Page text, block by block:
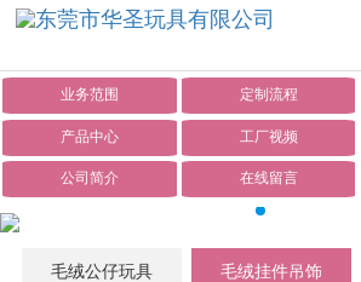
业务范围 定制流程
产品中心 工厂视频
公司简介 在线留言
毛绒公仔玩具 毛绒挂件吊饰